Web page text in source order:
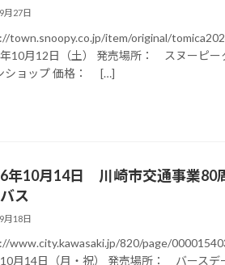
月27日
town.snoopy.co.jp/item/original/
10月12日（土） 発売場所： スヌーピ
ショップ 価格： […]
年10月14日 川崎市交通事業
ス
月18日
www.city.kawasaki.jp/820/page/
月14日（月・祝） 発売場所： バース